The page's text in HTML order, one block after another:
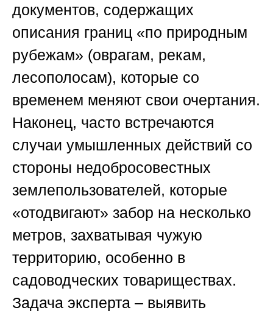
документов, содержащих
описания границ «по природным
рубежам» (оврагам, рекам,
лесополосам), которые со
временем меняют свои очертания.
Наконец, часто встречаются
случаи умышленных действий со
стороны недобросовестных
землепользователей, которые
«отодвигают» забор на несколько
метров, захватывая чужую
территорию, особенно в
садоводческих товариществах.
Задача эксперта – выявить